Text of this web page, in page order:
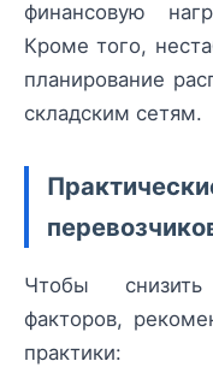
финансовую
Кроме того,
планирование
складским сетям.
Чтобы
факторов,
практики: